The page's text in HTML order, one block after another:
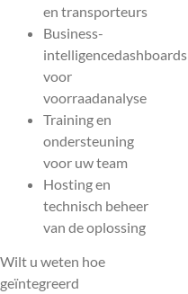
en transporteurs
Business-
intelligencedashboards
voor
voorraadanalyse
Training en
ondersteuning
voor uw team
Hosting en
technisch beheer
van de oplossing
Wilt u weten hoe
geïntegreerd